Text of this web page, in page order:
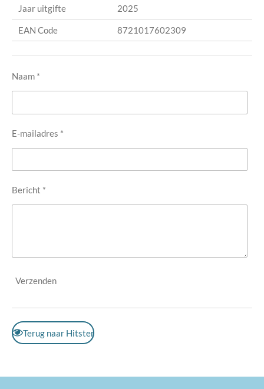
Jaar uitgifte 2025
EAN Code 8721017602309
Naam *
E-mailadres *
Bericht *
Verzenden
Terug naar Hitster